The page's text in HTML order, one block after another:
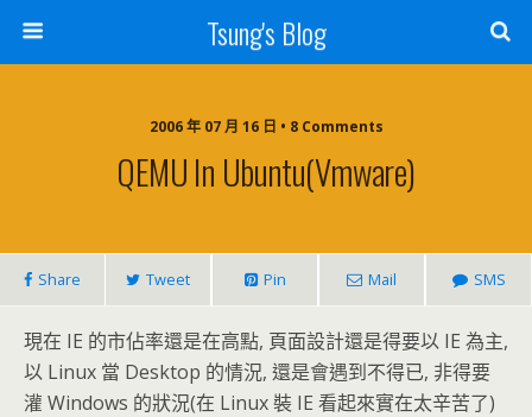
Tsung's Blog
2006 年 07 月 16 日 • 8 Comments
QEMU In Ubuntu(vmware)
Share Tweet Pin Mail SMS
現在 IE 的市佔率還是在高點, 頁面設計還是得要以 IE 為主,
以 Linux 當 Desktop 的情況, 還是會遇到不得已, 非得要
灌 Windows 的狀況(在 Linux 裝 IE 看起來實在太辛苦了)